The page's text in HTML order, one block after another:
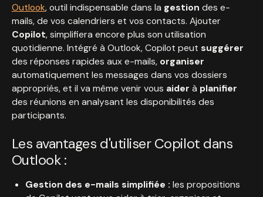
Outlook, outil indispensable dans la gestion des e-
mails, de vos calendriers et vos contacts. Ajouter
Copilot, simplifiera encore plus son utilisation
quotidienne. Intégré à Outlook, Copilot peut suggérer
des réponses rapides aux e-mails, organiser
automatiquement les messages dans vos dossiers
appropriés, et il va même venir vous aider à planifier
des réunions en analysant les disponibilités des
participants.
Les avantages d'utiliser Copilot dans
Outlook :
Gestion des e-mails simplifiée : les propositions